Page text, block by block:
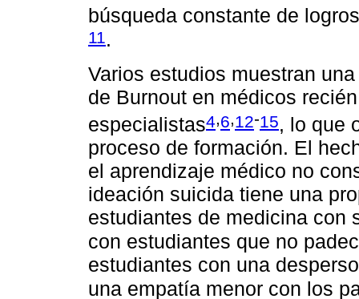
búsqueda constante de
11 .
Varios estudios muestran
de Burnout en médicos
especialistas4,6,12-15, lo que
proceso de formación. El
el aprendizaje médico no
ideación suicida tiene una
estudiantes de medicina con
con estudiantes que no
estudiantes con una
una empatía menor con los